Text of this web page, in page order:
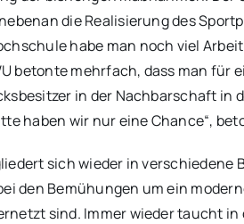
die Realisierung des
habe man noch viel
betonte mehrfach, dass man für
in der Nachbarschaft in
haben wir nur eine Chance“,
sich wieder in verschiedene
den Bemühungen um ein
sind. Immer wieder taucht in